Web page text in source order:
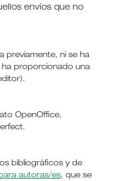
envíos que no
previamente, ni se ha
proporcionado una
OpenOffice,
bibliográficos y de
autoras/es, que se